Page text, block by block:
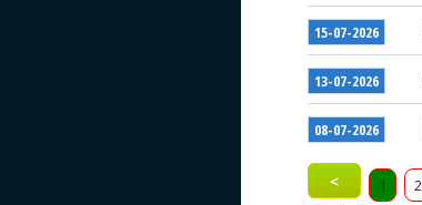
15-07-2026
13-07-2026
08-07-2026
< 1 2